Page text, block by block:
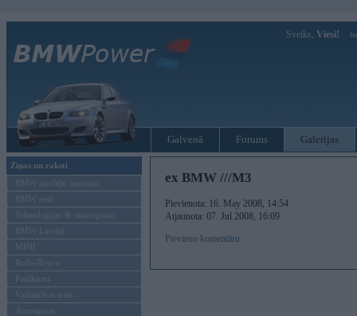
Sveiks, Viesi!
Galvenā Forums Galerijas
Ziņas un raksti
BMW modeļu jaunumi
BMW testi
Tehnoloģijas & sasniegumi
BMW Latvijā
MINI
Rolls-Royce
Pasākumi
Vadāmības tests
Autosports
ex BMW ///M3
Pievienota: 16. May 2008, 14:54
Atjaunota: 07. Jul 2008, 16:09
Pievieno komentāru